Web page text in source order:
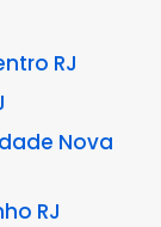
RJ
Nova
RJ